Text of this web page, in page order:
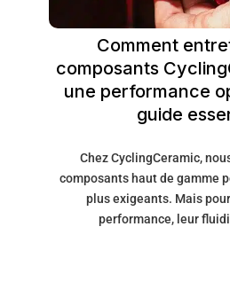
Comment
composants
une performance
guide
Chez CyclingCeramic,
composants haut de gamme
plus exigeants. Mais
performance, leur